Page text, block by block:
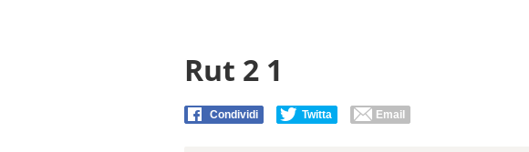
Rut 2 1
Condividi Twitta Email